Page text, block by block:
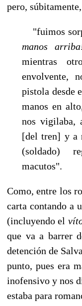
pero, súbitamente,
"fuimos
manos
mientras
envolvente,
pisto­la desde
manos en
nos vigilaba,
[del tren] y a
(sol­dado)
macutos".
Como, entre los
carta contando a
(incluyendo el
que va a barrer
detención de
punto, pues era
inofensivo y nos
estaba para